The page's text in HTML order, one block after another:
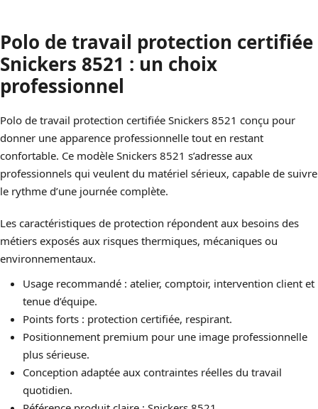
Polo de travail protection certifiée
Snickers 8521 : un choix
professionnel
Polo de travail protection certifiée Snickers 8521 conçu pour
donner une apparence professionnelle tout en restant
confortable. Ce modèle Snickers 8521 s’adresse aux
professionnels qui veulent du matériel sérieux, capable de suivre
le rythme d’une journée complète.
Les caractéristiques de protection répondent aux besoins des
métiers exposés aux risques thermiques, mécaniques ou
environnementaux.
Usage recommandé : atelier, comptoir, intervention client et
tenue d’équipe.
Points forts : protection certifiée, respirant.
Positionnement premium pour une image professionnelle
plus sérieuse.
Conception adaptée aux contraintes réelles du travail
quotidien.